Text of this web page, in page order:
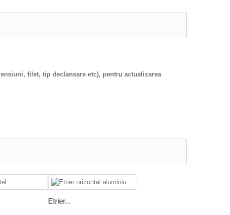
filet, tip declansare etc), pentru actualizarea
Etrier...